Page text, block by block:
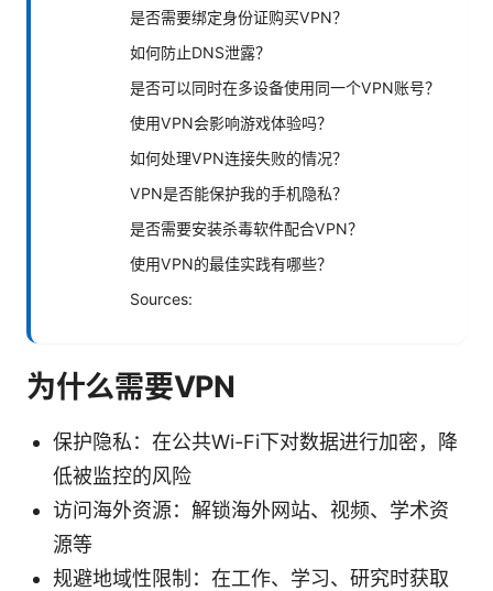
是否需要绑定身份证购买VPN？
如何防止DNS泄露？
是否可以同时在多设备使用同一个VPN账号？
使用VPN会影响游戏体验吗？
如何处理VPN连接失败的情况？
VPN是否能保护我的手机隐私？
是否需要安装杀毒软件配合VPN？
使用VPN的最佳实践有哪些？
Sources:
为什么需要VPN
保护隐私：在公共Wi-Fi下对数据进行加密，降
低被监控的风险
访问海外资源：解锁海外网站、视频、学术资
源等
规避地域性限制：在工作、学习、研究时获取